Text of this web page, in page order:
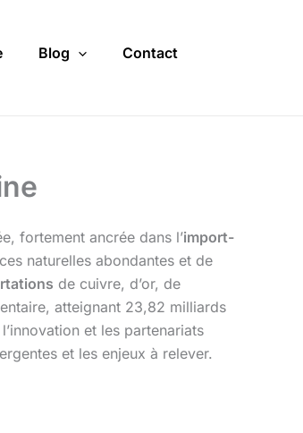
Blog Contact
fortement ancrée dans l’import-
naturelles abondantes et de
de cuivre, d’or, de
atteignant 23,82 milliards
et les partenariats
et les enjeux à relever.